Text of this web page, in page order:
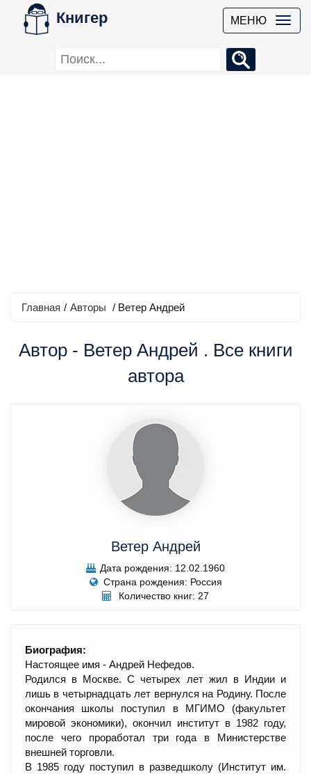
Книгер МЕНЮ
Главная / Авторы / Ветер Андрей
Автор - Ветер Андрей . Все книги
автора
Ветер Андрей
Дата рождения: 12.02.1960
Страна рождения: Россия
Количество книг: 27
Биография:
Настоящее имя - Андрей Нефедов.
Родился в Москве. С четырех лет жил в Индии и
лишь в четырнадцать лет вернулся на Родину. После
окончания школы поступил в МГИМО (факультет
мировой экономики), окончил институт в 1982 году,
после чего проработал три года в Министерстве
внешней торговли.
В 1985 году поступил в разведшколу (Институт им.